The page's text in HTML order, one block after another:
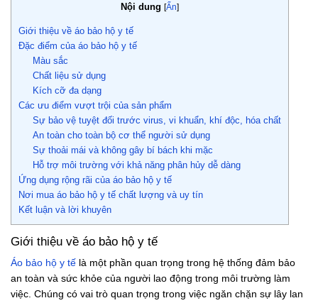
Nội dung [Ẩn]
Giới thiệu về áo bảo hộ y tế
Đặc điểm của áo bảo hộ y tế
Màu sắc
Chất liệu sử dụng
Kích cỡ đa dạng
Các ưu điểm vượt trội của sản phẩm
Sự bảo vệ tuyệt đối trước virus, vi khuẩn, khí độc, hóa chất
An toàn cho toàn bộ cơ thể người sử dụng
Sự thoải mái và không gây bí bách khi mặc
Hỗ trợ môi trường với khả năng phân hủy dễ dàng
Ứng dụng rộng rãi của áo bảo hộ y tế
Nơi mua áo bảo hộ y tế chất lượng và uy tín
Kết luận và lời khuyên
Giới thiệu về áo bảo hộ y tế
Áo bảo hộ y tế là một phần quan trọng trong hệ thống đảm bảo
an toàn và sức khỏe của người lao động trong môi trường làm
việc. Chúng có vai trò quan trọng trong việc ngăn chặn sự lây lan